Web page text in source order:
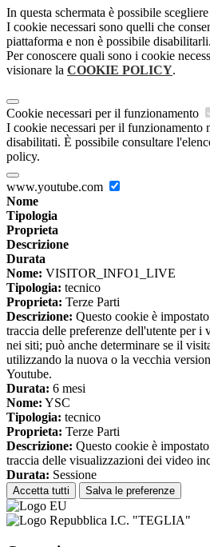
In questa schermata è possibile
I cookie necessari sono quelli che
piattaforma e non è possibile disabilitarli.
Per conoscere quali sono i cookie
visionare la COOKIE POLICY.
Cookie necessari per il funzionamento
I cookie necessari per il funzionamento
disabilitati. È possibile consultare
policy.
www.youtube.com
Nome
Tipologia
Proprieta
Descrizione
Durata
Nome: VISITOR_INFO1_LIVE
Tipologia: tecnico
Proprieta: Terze Parti
Descrizione: Questo cookie è
traccia delle preferenze dell'utente per i
nei siti; può anche determinare se il
utilizzando la nuova o la vecchia
Youtube.
Durata: 6 mesi
Nome: YSC
Tipologia: tecnico
Proprieta: Terze Parti
Descrizione: Questo cookie è
traccia delle visualizzazioni dei video
Durata: Sessione
Accetta tutti Salva le preferenze
I.C. "TEGLIA"